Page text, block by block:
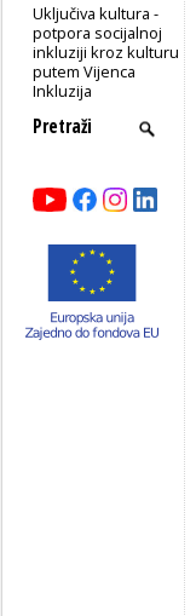
Uključiva kultura -
potpora socijalnoj
inkluziji kroz kulturu
putem Vijenca
Inkluzija